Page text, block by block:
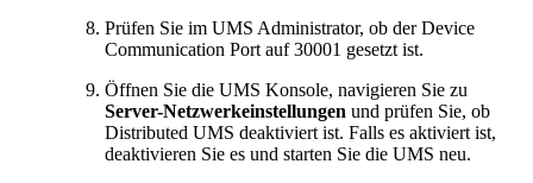
Prüfen Sie im UMS Administrator, ob der Device
Communication Port auf 30001 gesetzt ist.
Öffnen Sie die UMS Konsole, navigieren Sie zu
Server-Netzwerkeinstellungen und prüfen Sie, ob
Distributed UMS deaktiviert ist. Falls es aktiviert ist,
deaktivieren Sie es und starten Sie die UMS neu.